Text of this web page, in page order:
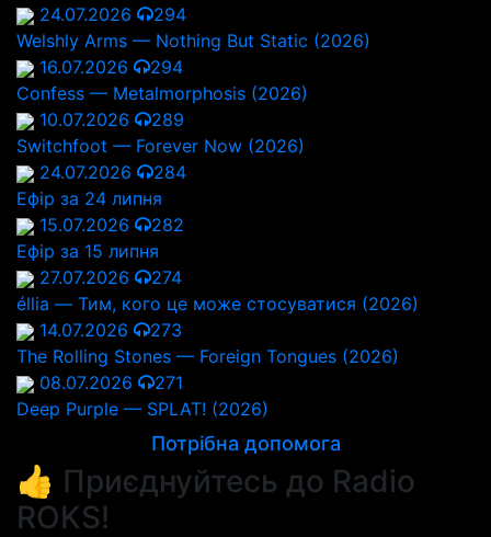
24.07.2026
294
Welshly Arms — Nothing But Static (2026)
16.07.2026
294
Confess — Metalmorphosis (2026)
10.07.2026
289
Switchfoot — Forever Now (2026)
24.07.2026
284
Ефір за 24 липня
15.07.2026
282
Ефір за 15 липня
27.07.2026
274
éllia — Тим, кого це може стосуватися (2026)
14.07.2026
273
The Rolling Stones — Foreign Tongues (2026)
08.07.2026
271
Deep Purple — SPLAT! (2026)
Потрібна допомога
👍 Приєднуйтесь до Radio
ROKS!